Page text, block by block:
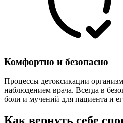
Комфортно и безопасно
Процессы детоксикации
наблюдением врача. Всегда в
боли и мучений для пациента и